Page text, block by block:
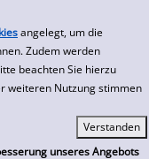
angelegt, um die
Zudem werden
beachten Sie hierzu
weiteren Nutzung stimmen
unseres Angebots